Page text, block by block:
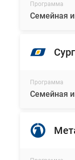
Программа
Семейная
Программа
Семейная